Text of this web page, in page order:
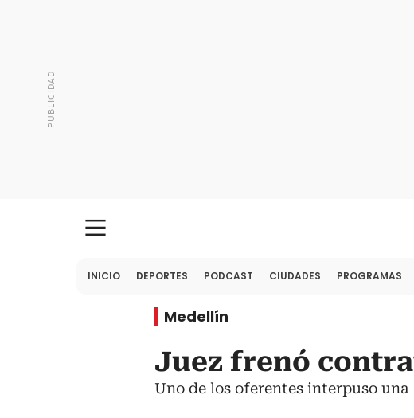
INICIO DEPORTES PODCAST CIUDADES PROGRAMAS
Medellín
Juez frenó
Uno de los oferentes interpuso